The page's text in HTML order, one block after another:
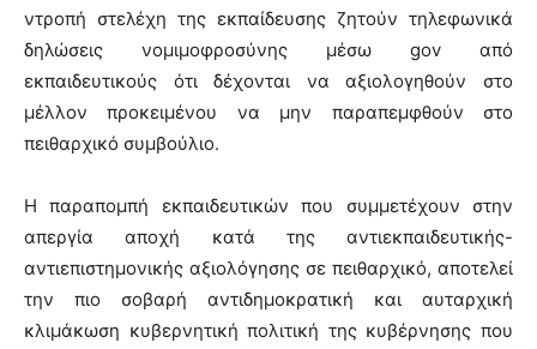
ντροπή στελέχη της εκπαίδευσης ζητούν τηλεφωνικά
δηλώσεις νομιμοφροσύνης μέσω gov από
εκπαιδευτικούς ότι δέχονται να αξιολογηθούν στο
μέλλον προκειμένου να μην παραπεμφθούν στο
πειθαρχικό συμβούλιο.
Η παραπομπή εκπαιδευτικών που συμμετέχουν στην
απεργία αποχή κατά της αντιεκπαιδευτικής-
αντιεπιστημονικής αξιολόγησης σε πειθαρχικό, αποτελεί
την πιο σοβαρή αντιδημοκρατική και αυταρχική
κλιμάκωση κυβερνητική πολιτική της κυβέρνησης που